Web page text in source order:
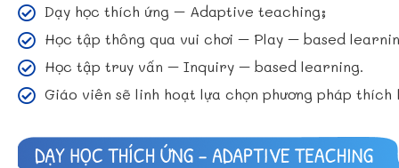
Dạy học thích ứng – Adaptive teaching;
Học tập thông qua vui chơi – Play – based
Học tập truy vấn – Inquiry – based learning.
Giáo viên sẽ linh hoạt lựa chọn phương pháp